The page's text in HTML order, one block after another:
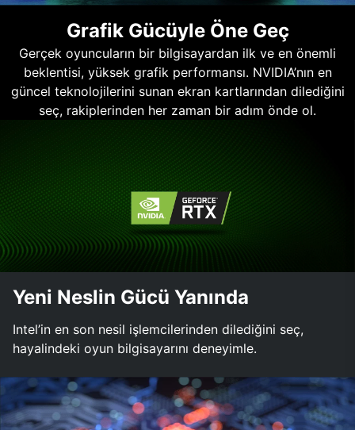
Grafik Gücüyle Öne Geç
Gerçek oyuncuların bir bilgisayardan ilk ve en önemli
beklentisi, yüksek grafik performansı. NVIDIA’nın en
güncel teknolojilerini sunan ekran kartlarından dilediğini
seç, rakiplerinden her zaman bir adım önde ol.
Yeni Neslin Gücü Yanında
Intel’in en son nesil işlemcilerinden dilediğini seç,
hayalindeki oyun bilgisayarını deneyimle.